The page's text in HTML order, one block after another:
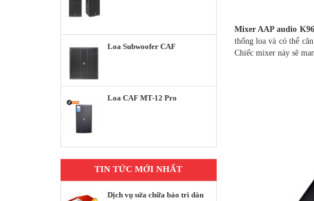
Loa Subwoofer CAF
Loa CAF MT-12 Pro
TIN TỨC MỚI NHẤT
Dịch vụ sửa chữa bảo trì dàn
Mixer AAP audio
thống loa và có thể
Chiếc mixer này sẽ